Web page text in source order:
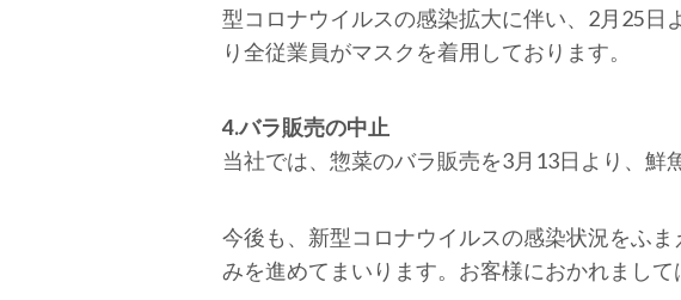
型コロナウイルスの感染拡大に伴い、2月25日
り全従業員がマスクを着用しております。
4.バラ販売の中止
当社では、惣菜のバラ販売を3月13日より、鮮
今後も、新型コロナウイルスの感染状況をふ
みを進めてまいります。お客様におかれまし